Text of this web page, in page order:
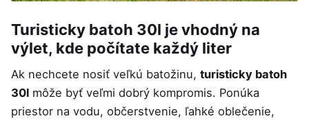
Turisticky batoh 30l je vhodný na
výlet, kde počítate každý liter
Ak nechcete nosiť veľkú batožinu, turisticky batoh
30l môže byť veľmi dobrý kompromis. Ponúka
priestor na vodu, občerstvenie, ľahké oblečenie,